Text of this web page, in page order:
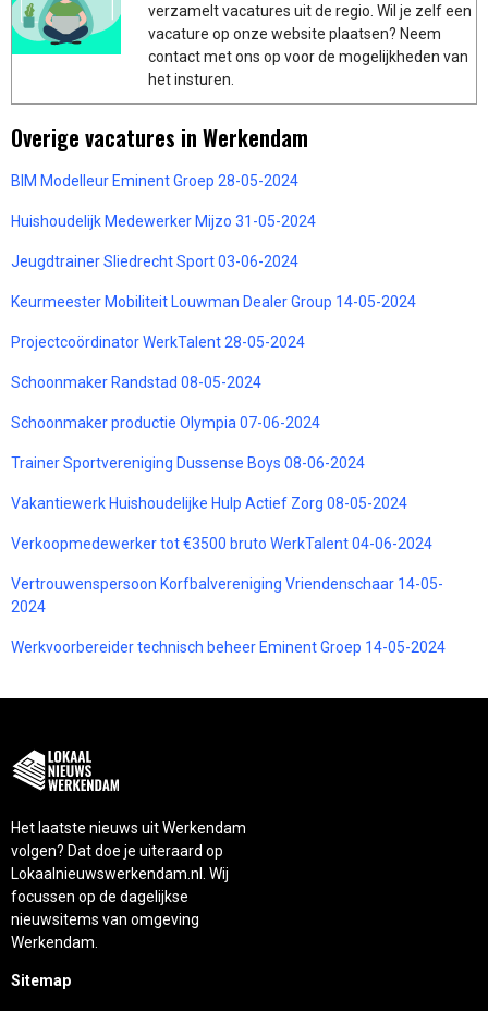
verzamelt vacatures uit de regio. Wil je zelf een
vacature op onze website plaatsen? Neem
contact met ons op voor de mogelijkheden van
het insturen.
Overige vacatures in Werkendam
BIM Modelleur Eminent Groep 28-05-2024
Huishoudelijk Medewerker Mijzo 31-05-2024
Jeugdtrainer Sliedrecht Sport 03-06-2024
Keurmeester Mobiliteit Louwman Dealer Group 14-05-2024
Projectcoördinator WerkTalent 28-05-2024
Schoonmaker Randstad 08-05-2024
Schoonmaker productie Olympia 07-06-2024
Trainer Sportvereniging Dussense Boys 08-06-2024
Vakantiewerk Huishoudelijke Hulp Actief Zorg 08-05-2024
Verkoopmedewerker tot €3500 bruto WerkTalent 04-06-2024
Vertrouwenspersoon Korfbalvereniging Vriendenschaar 14-05-
2024
Werkvoorbereider technisch beheer Eminent Groep 14-05-2024
Het laatste nieuws uit Werkendam
volgen? Dat doe je uiteraard op
Lokaalnieuwswerkendam.nl. Wij
focussen op de dagelijkse
nieuwsitems van omgeving
Werkendam.
Sitemap